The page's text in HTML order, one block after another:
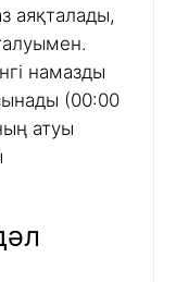
аяқталады,
намазды
(00:00
атуы